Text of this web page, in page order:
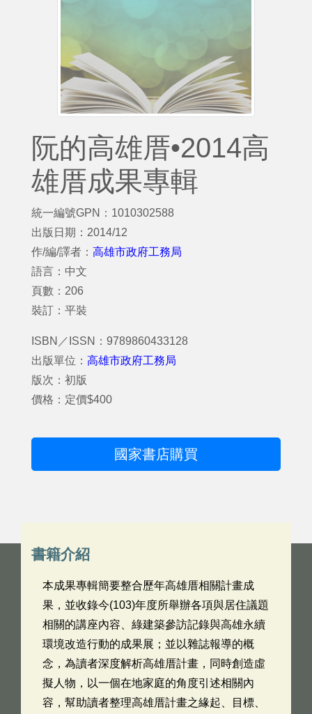
阮的高雄厝•2014高
雄厝成果專輯
統一編號GPN：1010302588
出版日期：2014/12
作/編/譯者： 高雄市政府工務局
語言：中文
頁數：206
裝訂：平裝
ISBN／ISSN：9789860433128
出版單位： 高雄市政府工務局
版次：初版
價格：定價$400
國家書店購買
書籍介紹
本成果專輯簡要整合歷年高雄厝相關計畫成
果，並收錄今(103)年度所舉辦各項與居住議題
相關的講座內容、綠建築參訪記錄與高雄永續
環境改造行動的成果展；並以雜誌報導的概
念，為讀者深度解析高雄厝計畫，同時創造虛
擬人物，以一個在地家庭的角度引述相關內
容，幫助讀者整理高雄厝計畫之緣起、目標、